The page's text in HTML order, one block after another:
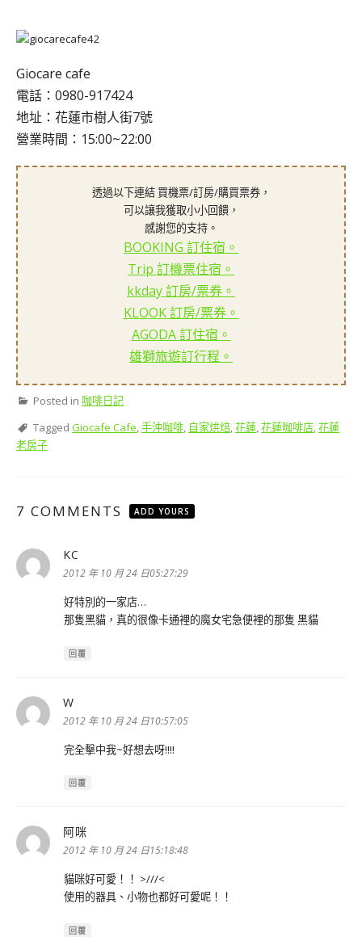
Giocare cafe
電話：0980-917424
地址：花蓮市樹人街7號
營業時間：15:00~22:00
透過以下連結 買機票/訂房/購買票券，
可以讓我獲取小小回饋，
感謝您的支持。
BOOKING 訂住宿。
Trip 訂機票住宿。
kkday 訂房/票券。
KLOOK 訂房/票券。
AGODA 訂住宿。
雄獅旅遊訂行程。
Posted in 咖啡日記
Tagged Giocafe Cafe,手沖咖啡, 自家烘焙,花蓮,花蓮咖啡店,花蓮
老房子
7 COMMENTS ADD YOURS
KC
示:
2012 年 10 月 24 日05:27:29
好特別的一家店…
那隻黑貓，真的很像卡通裡的魔女宅急便裡的那隻 黑貓
回覆
W
示:
2012 年 10 月 24 日10:57:05
完全擊中我~好想去呀!!!!
回覆
阿咪
示:
2012 年 10 月 24 日15:18:48
貓咪好可愛！！ >///<
使用的器具、小物也都好可愛呢！！
回覆